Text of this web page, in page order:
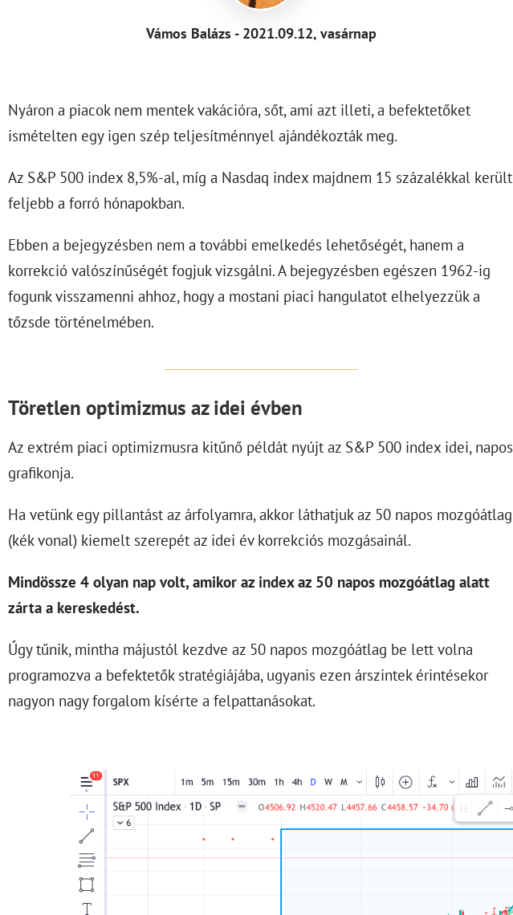
Vámos Balázs - 2021.09.12, vasárnap
Nyáron a piacok nem mentek vakációra, sőt, ami azt illeti, a befektetőket
ismételten egy igen szép teljesítménnyel ajándékozták meg.
Az S&P 500 index 8,5%-al, míg a Nasdaq index majdnem 15 százalékkal került
feljebb a forró hónapokban.
Ebben a bejegyzésben nem a további emelkedés lehetőségét, hanem a
korrekció valószínűségét fogjuk vizsgálni. A bejegyzésben egészen 1962-ig
fogunk visszamenni ahhoz, hogy a mostani piaci hangulatot elhelyezzük a
tőzsde történelmében.
Töretlen optimizmus az idei évben
Az extrém piaci optimizmusra kitűnő példát nyújt az S&P 500 index idei, napos
grafikonja.
Ha vetünk egy pillantást az árfolyamra, akkor láthatjuk az 50 napos mozgóátlag
(kék vonal) kiemelt szerepét az idei év korrekciós mozgásainál.
Mindössze 4 olyan nap volt, amikor az index az 50 napos mozgóátlag alatt
zárta a kereskedést.
Úgy tűnik, mintha májustól kezdve az 50 napos mozgóátlag be lett volna
programozva a befektetők stratégiájába, ugyanis ezen árszintek érintésekor
nagyon nagy forgalom kísérte a felpattanásokat.